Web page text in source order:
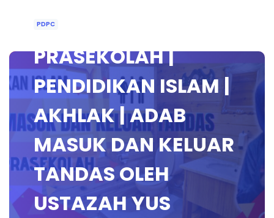
PDPC
PRASEKOLAH |
PENDIDIKAN ISLAM |
AKHLAK | ADAB
MASUK DAN KELUAR
TANDAS OLEH
USTAZAH YUS